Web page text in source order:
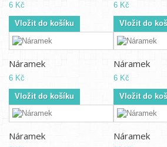
6 Kč
Vložit do košíku
6 Kč
Vložit do
Náramek
6 Kč
Vložit do košíku
Náramek
6 Kč
Vložit do
Náramek Náramek